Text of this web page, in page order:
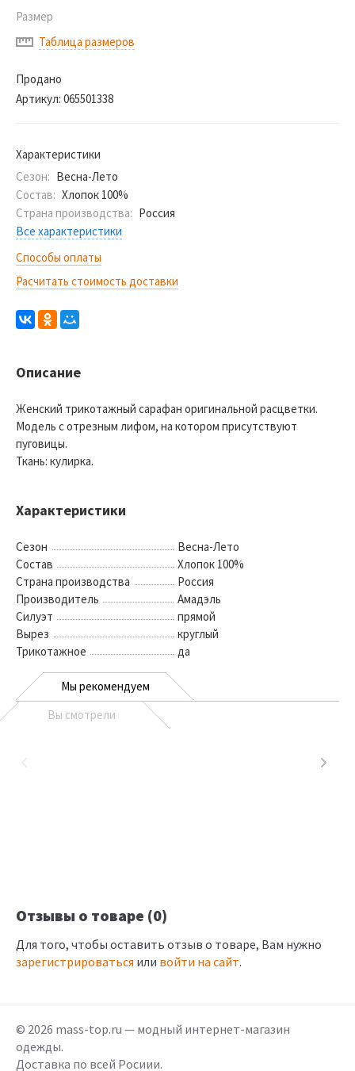
Размер
Таблица размеров
Продано
Артикул: 065501338
Характеристики
Сезон: Весна-Лето
Состав: Хлопок 100%
Страна производства: Россия
Все характеристики
Способы оплаты
Расчитать стоимость доставки
Описание
Женский трикотажный сарафан оригинальной расцветки.
Модель с отрезным лифом, на котором присутствуют
пуговицы.
Ткань: кулирка.
Характеристики
Сезон
Весна-Лето
Состав
Хлопок 100%
Страна производства
Россия
Производитель
Амадэль
Силуэт
прямой
Вырез
круглый
Трикотажное
да
Мы рекомендуем
Вы смотрели
Отзывы о товаре (0)
Для того, чтобы оставить отзыв о товаре, Вам нужно
зарегистрироваться или войти на сайт.
© 2026 mass-top.ru — модный интернет-магазин
одежды.
Доставка по всей Росиии.